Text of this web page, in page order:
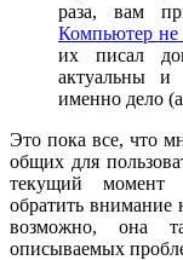
раза, вам
Компьютер не
их писал
актуальны и
именно дело
Это пока все, что
общих для
текущий момент
обратить внимание
возможно, она
описываемых